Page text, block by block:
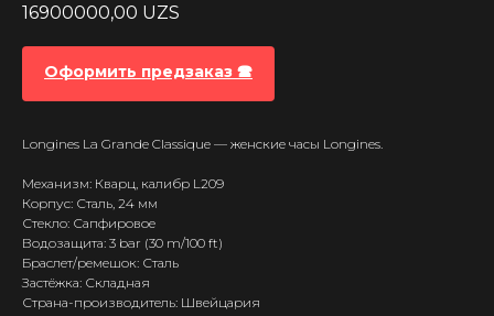
16900000,00 UZS
Оформить предзаказ 🕿
Longines La Grande Classique — женские часы Longines.
Механизм: Кварц, калибр L209
Корпус: Сталь, 24 мм
Стекло: Сапфировое
Водозащита: 3 bar (30 m/100 ft)
Браслет/ремешок: Сталь
Застёжка: Складная
Страна-производитель: Швейцария